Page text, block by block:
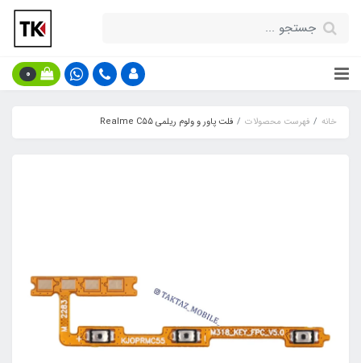
0
خانه فهرست محصولات فلت پاور و ولوم ریلمی Realme C55